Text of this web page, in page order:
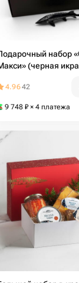
набор
(черная
4.9642
9 748 ₽ × 4 платежа